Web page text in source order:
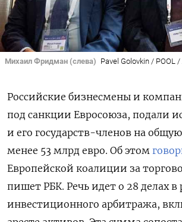
Михаил Фридман (слева) Pavel Golovkin / POOL /
Российские бизнесмены и
под санкции Евросоюза, подали
и его государств-членов на
менее 53 млрд евро. Об этом
Европейской коалиции за
пишет РБК. Речь идет о 28 делах в
инвестиционного арбитража,